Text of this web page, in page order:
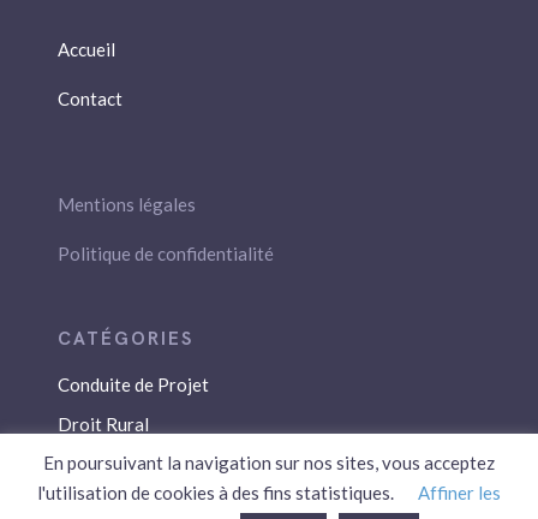
Accueil
Contact
Mentions légales
Politique de confidentialité
Conduite de Projet
Droit Rural
Droit Social
Économie / Gestion
En poursuivant la navigation sur nos sites, vous acceptez
l'utilisation de cookies à des fins statistiques.
Affiner les